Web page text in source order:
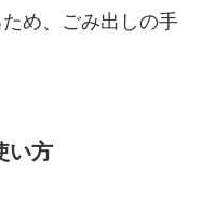
め、ごみ出しの手
い方